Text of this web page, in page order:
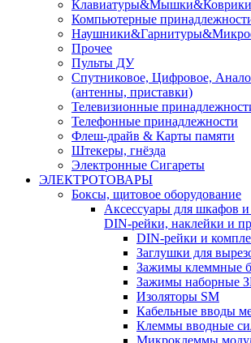
Клавиатуры&Мышки&Коврики
Компьютерные
Прочее
Пульты ДУ
Спутниковое, Цифровое,
(антенны, приставки)
Телевизионные
Телефонные принадлежности
Флеш-драйв & Карты памяти
Штекеры, гнёзда
Электронные Сигареты
ЭЛЕКТРОТОВАРЫ
Боксы, щитовое оборудование
Аксессуары для шкафов
DIN-рейки, наклейки и
DIN-рейки и
Заглушки для
Зажимы клеммные
Зажимы наборные
Изоляторы SM
Кабельные вводы
Клеммы вводные